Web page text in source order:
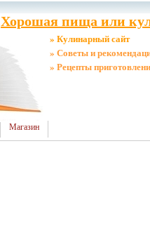
Хорошая пища или
» Кулинарный сайт
» Советы и
» Рецепты
Магазин